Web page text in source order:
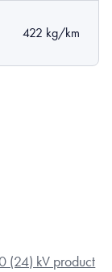
422 kg/km
(24) kV product